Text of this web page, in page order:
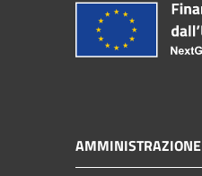
AMMINISTRAZIONE